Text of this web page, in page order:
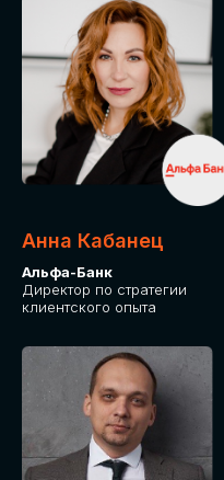
Анна Кабанец
Альфа-Банк
Директор по стратегии
клиентского опыта
СТОИМОСТЬ
УЧАСТИЯ